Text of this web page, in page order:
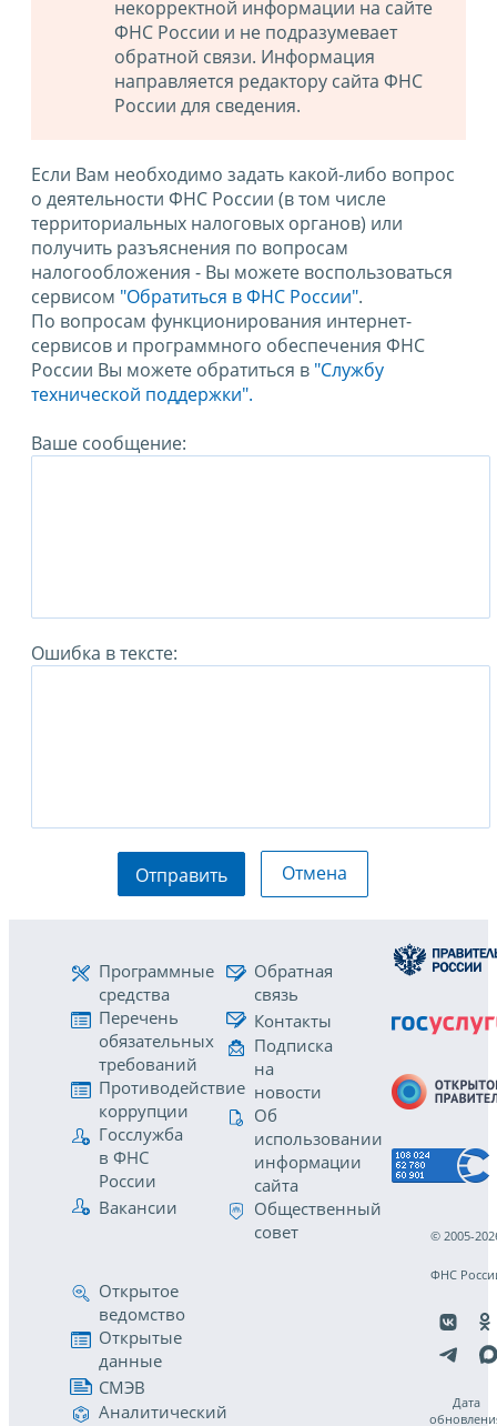
некорректной информации на сайте
ФНС России и не подразумевает
обратной связи. Информация
направляется редактору сайта ФНС
России для сведения.
Если Вам необходимо задать какой-либо вопрос
о деятельности ФНС России (в том числе
территориальных налоговых органов) или
получить разъяснения по вопросам
налогообложения - Вы можете воспользоваться
сервисом "Обратиться в ФНС России".
По вопросам функционирования интернет-
сервисов и программного обеспечения ФНС
России Вы можете обратиться в "Службу
технической поддержки".
Ваше сообщение:
Ошибка в тексте:
Отправить Отмена
Программные
средства
Перечень
обязательных
требований
Противодействие
коррупции
Госслужба
в ФНС
России
Вакансии
Обратная
связь
Контакты
Подписка
на
новости
Об
использовании
информации
сайта
Общественный
совет
Открытое
ведомство
Открытые
данные
СМЭВ
Аналитический
© 2005-
ФНС
Дата